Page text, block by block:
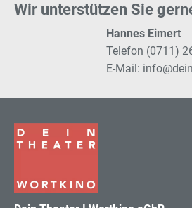
Wir unterstützen Sie
Hannes Eimert
Telefon (0711)
E-Mail: